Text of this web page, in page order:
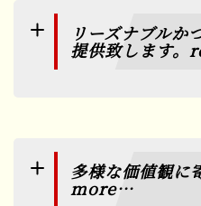
リーズナブルか
提供致します
多様な価値観に
more…